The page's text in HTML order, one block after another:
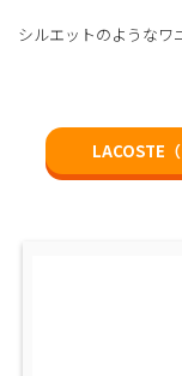
シルエットのようなワ
LACOSTE